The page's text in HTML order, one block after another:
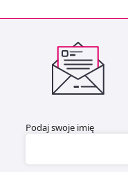
Podaj swoje imię